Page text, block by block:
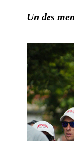
Un des